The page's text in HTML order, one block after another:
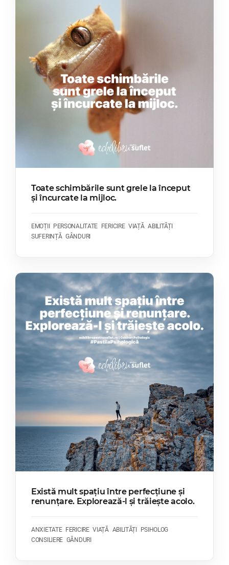
Toate schimbările sunt grele la început
și încurcate la mijloc.
EMOȚII PERSONALITATE FERICIRE VIAȚĂ ABILITĂȚI
SUFERINȚĂ GÂNDURI
Există mult spațiu între perfecțiune și
renunțare. Explorează-l și trăiește acolo.
ANXIETATE FERICIRE VIAȚĂ ABILITĂȚI
PSIHOLOG
CONSILIERE GÂNDURI